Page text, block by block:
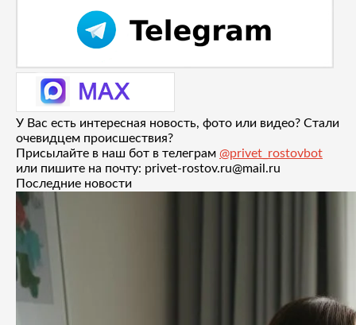
У Вас есть интересная новость, фото или видео? Стали
очевидцем происшествия?
Присылайте в наш бот в телеграм @privet_rostovbot
или пишите на почту: privet-rostov.ru@mail.ru
Последние новости